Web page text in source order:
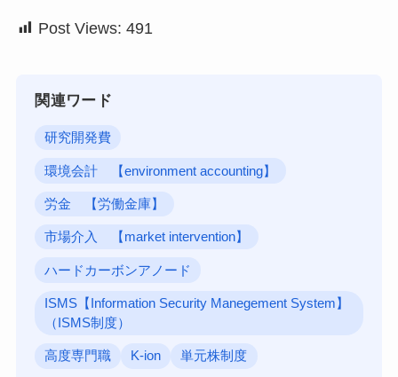
Post Views: 491
関連ワード
研究開発費
環境会計 【environment accounting】
労金 【労働金庫】
市場介入 【market intervention】
ハードカーボンアノード
ISMS【Information Security Manegement System】
（ISMS制度）
高度専門職 K-ion 単元株制度